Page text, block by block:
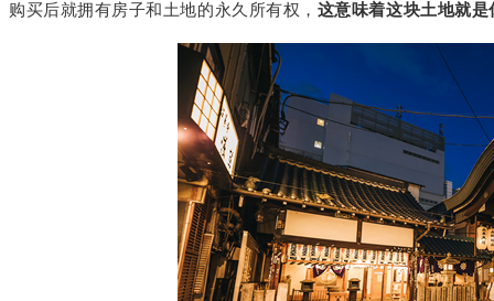
购买后就拥有房子和土地的永久所有权， 这意味着这块土地就